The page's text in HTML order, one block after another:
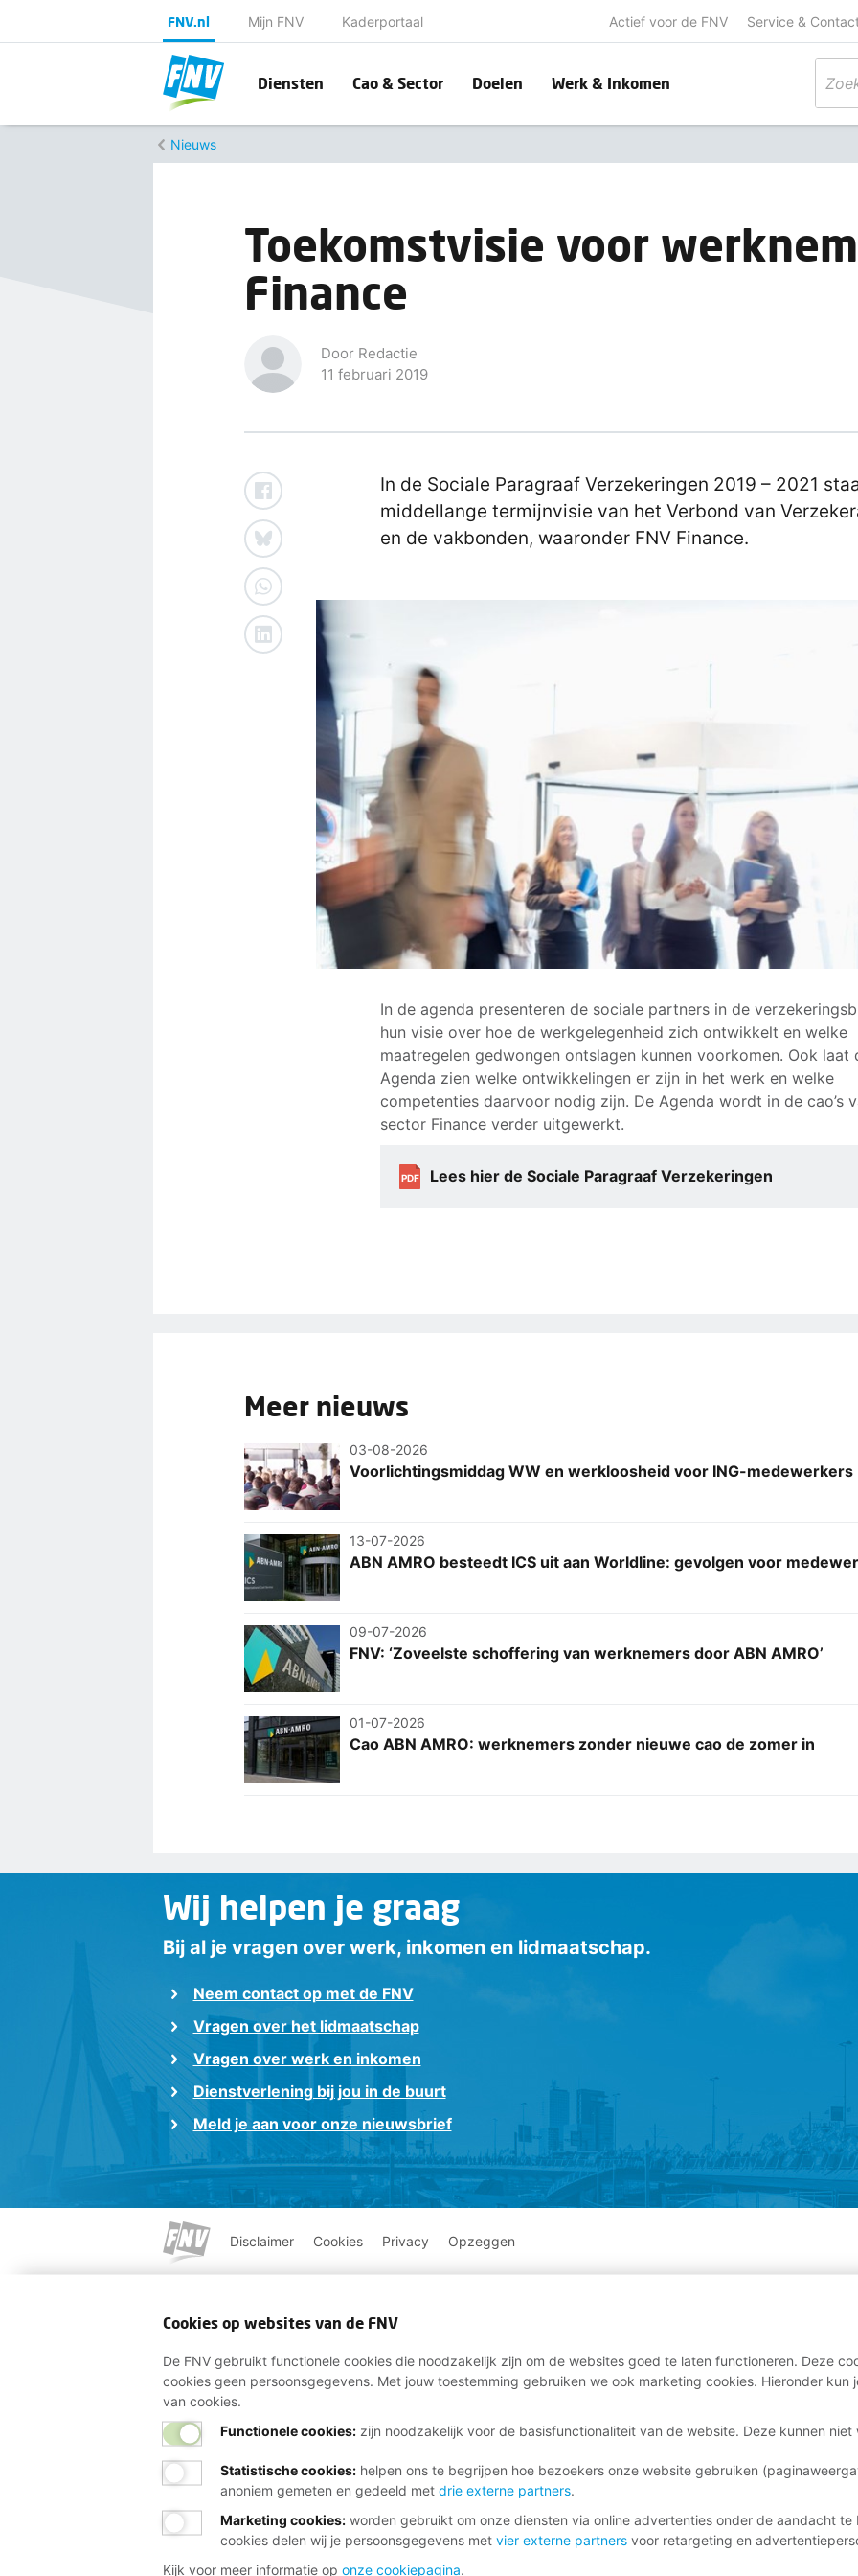
FNV.nl Mijn FNV Kaderportaal Actief voor de FNV Service &
Diensten Cao & Sector Doelen Werk & Inkomen
Nieuws
Toekomstvisie voor
Finance
Door Redactie
11 februari 2019
In de Sociale Paragraaf Verzekeringen 2019 – 2021
middellange termijnvisie van het Verbond van
en de vakbonden, waaronder FNV Finance.
In de agenda presenteren de sociale partners in de
hun visie over hoe de werkgelegenheid zich ontwikkelt en welke
maatregelen gedwongen ontslagen kunnen voorkomen. Ook laat
Agenda zien welke ontwikkelingen er zijn in het werk en welke
competenties daarvoor nodig zijn. De Agenda wordt in de cao’s
sector Finance verder uitgewerkt.
PDF Lees hier de Sociale Paragraaf Verzekeringen
Meer nieuws
03-08-2026
Voorlichtingsmiddag WW en werkloosheid voor ING-medewerkers
13-07-2026
ABN AMRO besteedt ICS uit aan Worldline: gevolgen voor
09-07-2026
FNV: ‘Zoveelste schoffering van werknemers door ABN AMRO’
01-07-2026
Cao ABN AMRO: werknemers zonder nieuwe cao de zomer in
Wij helpen je graag
Bij al je vragen over werk, inkomen en lidmaatschap.
Neem contact op met de FNV
Vragen over het lidmaatschap
Vragen over werk en inkomen
Dienstverlening bij jou in de buurt
Meld je aan voor onze nieuwsbrief
Disclaimer Cookies Privacy Opzeggen
Cookies op websites van de FNV
De FNV gebruikt functionele cookies die noodzakelijk zijn om de websites goed te laten functioneren. Deze
cookies geen persoonsgegevens. Met jouw toestemming gebruiken we ook marketing cookies. Hieronder
van cookies.
Functionele cookies:zijn noodzakelijk voor de basisfunctionaliteit van de website. Deze kunnen niet
Statistische cookies: helpen ons te begrijpen hoe bezoekers onze website gebruiken
anoniem gemeten en gedeeld met drie externe partners.
Marketing cookies: worden gebruikt om onze diensten via online advertenties onder de aandacht
cookies delen wij je persoonsgegevens met vier externe partnersvoor retargeting en
Kijk voor meer informatie op onze cookiepagina.